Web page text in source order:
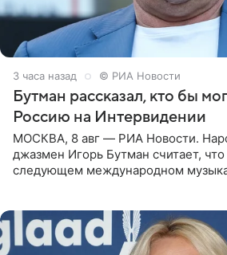
3 часа назад © РИА Новости
Бутман рассказал, кто бы
Россию на Интервидении
МОСКВА, 8 авг — РИА Новости.
джазмен Игорь Бутман считает,
следующем международном